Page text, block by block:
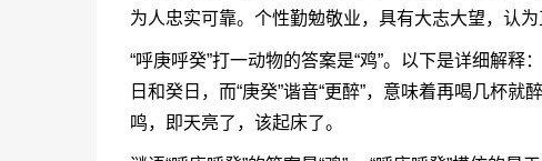
为人忠实可靠。个性勤勉敬业，具有大志大望，认
“呼庚呼癸”打一动物的答案是“鸡”。以下是详细解释
日和癸日，而“庚癸”谐音“更醉”，意味着再喝几杯
鸣，即天亮了，该起床了。